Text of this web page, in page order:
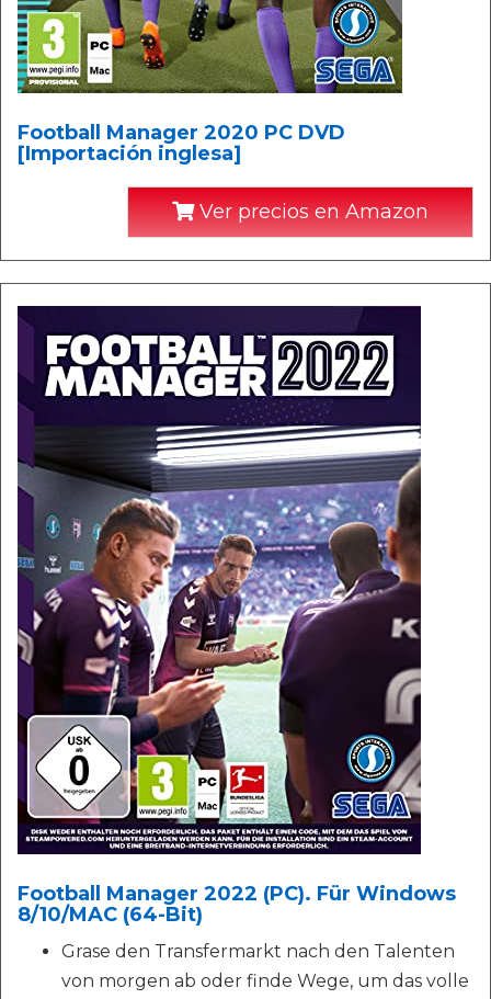
Football Manager 2020 PC DVD
[Importación inglesa]
Ver precios en Amazon
Football Manager 2022 (PC). Für Windows
8/10/MAC (64-Bit)
Grase den Transfermarkt nach den Talenten
von morgen ab oder finde Wege, um das volle